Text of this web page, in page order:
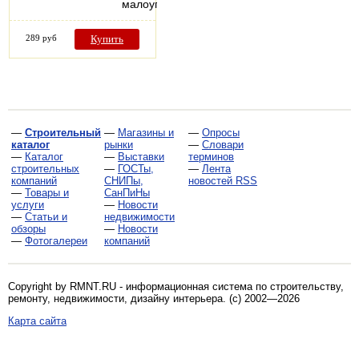
малоуглеродистых…
289 руб Купить
— Строительный
каталог
— Каталог
строительных
компаний
— Товары и
услуги
— Статьи и
обзоры
— Фотогалереи
— Магазины и
рынки
— Выставки
— ГОСТы,
СНИПы,
СанПиНы
— Новости
недвижимости
— Новости
компаний
— Опросы
— Словари
терминов
— Лента
новостей RSS
Copyright by RMNT.RU - информационная система по строительству,
ремонту, недвижимости, дизайну интерьера . (c) 2002—2026
Карта сайта